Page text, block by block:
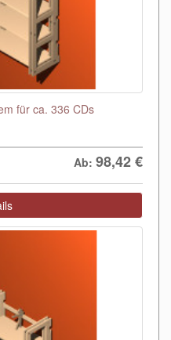
für ca. 336 CDs
Ab: 98,42€